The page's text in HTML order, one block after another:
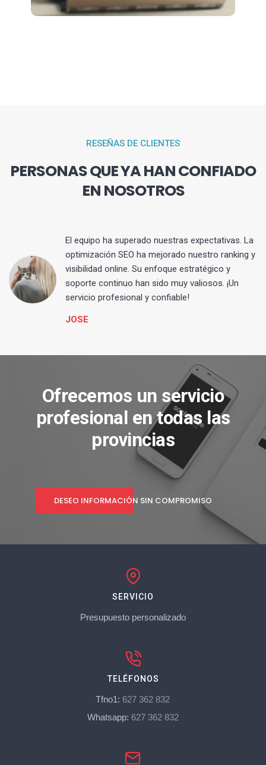
RESEÑAS DE CLIENTES
PERSONAS QUE YA HAN CONFIADO
EN NOSOTROS
El equipo ha superado nuestras expectativas. La
optimización SEO ha mejorado nuestro ranking y
visibilidad online. Su enfoque estratégico y
soporte continuo han sido muy valiosos. ¡Un
servicio profesional y confiable!
JOSE
Ofrecemos un servicio
profesional en todas las
provincias
DESEO INFORMACIÓN SIN COMPROMISO
SERVICIO
Presupuesto personalizado
TELÉFONOS
Tfno1: 627 362 832
Whatsapp: 627 362 832